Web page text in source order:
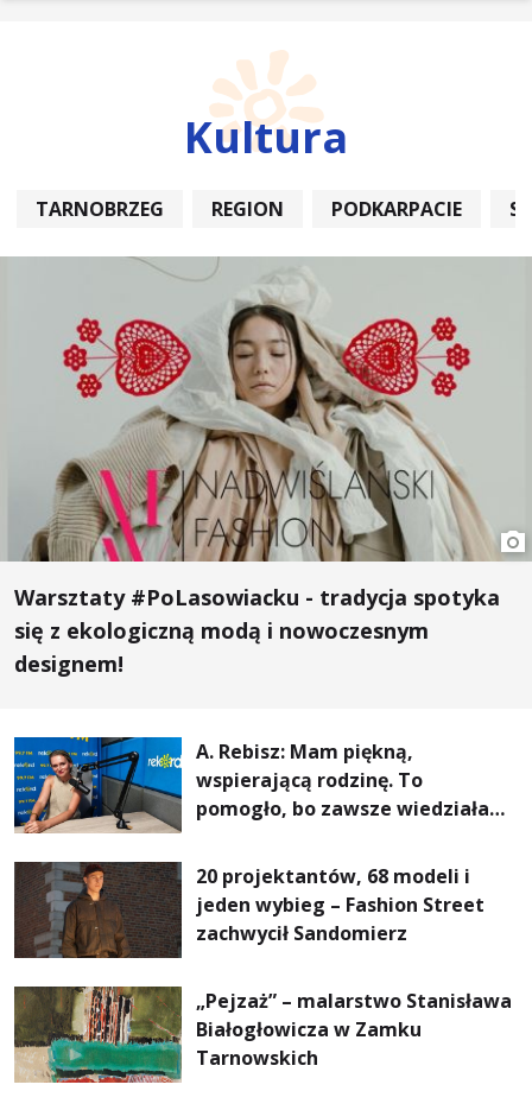
Kultura
TARNOBRZEG REGION PODKARPACIE
Warsztaty #PoLasowiacku - tradycja spotyka
się z ekologiczną modą i nowoczesnym
designem!
A. Rebisz: Mam piękną,
wspierającą rodzinę. To
pomogło, bo zawsze wiedziałam,
najważniejsza
20 projektantów, 68 modeli i
jeden wybieg – Fashion Street
zachwycił Sandomierz
„Pejzaż” – malarstwo Stanisława
Białogłowicza w Zamku
Tarnowskich